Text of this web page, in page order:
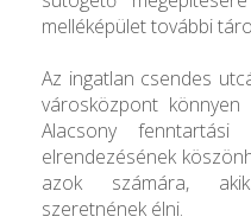
melléképület további
Az ingatlan csendes
városközpont könnyen
Alacsony fenntartási
elrendezésének
azok számára,
szeretnének élni.